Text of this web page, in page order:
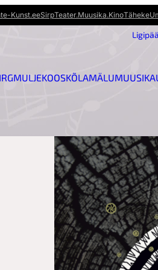
e-Kunst.eeSirpTeater.Muusika.KinoTäheke
MULJEKOOSKÕLAMÄLU